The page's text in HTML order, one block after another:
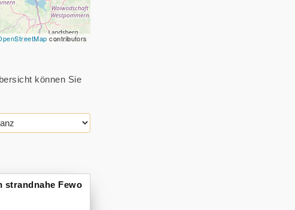
contributors
können Sie
strandnahe Fewo